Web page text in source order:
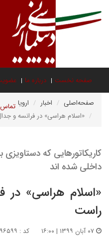
صفحه نخست درباره ما
تماس صفحه‌اصلی اخبار
اروپا
«اسلام هراسی» در فرانسه و
کاریکاتورهایی که
داخلی شده اند
«اسلام هراسی»
راست
کد : ۱۹۹۶۵۹۹